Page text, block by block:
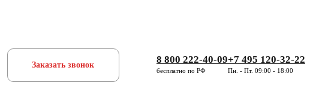
Заказать звонок 8 800 222-40-09
бесплатно по РФ
+7 495 120-32-22
Пн. - Пт. 09:00 - 18:00